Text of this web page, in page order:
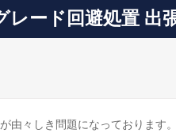
ード回避処置 出
由々しき問題になっております。